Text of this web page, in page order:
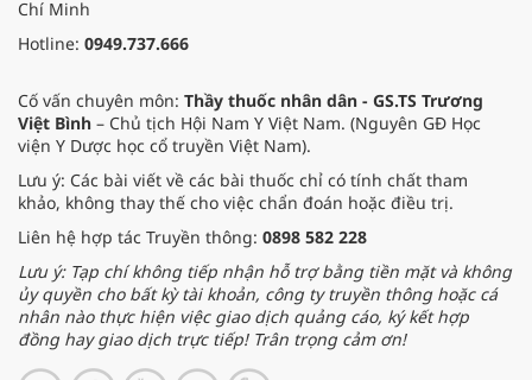
Chí Minh
Hotline: 0949.737.666
Cố vấn chuyên môn: Thầy thuốc nhân dân - GS.TS Trương
Việt Bình – Chủ tịch Hội Nam Y Việt Nam. (Nguyên GĐ Học
viện Y Dược học cổ truyền Việt Nam).
Lưu ý: Các bài viết về các bài thuốc chỉ có tính chất tham
khảo, không thay thế cho việc chẩn đoán hoặc điều trị.
Liên hệ hợp tác Truyền thông: 0898 582 228
Lưu ý: Tạp chí không tiếp nhận hỗ trợ bằng tiền mặt và không
ủy quyền cho bất kỳ tài khoản, công ty truyền thông hoặc cá
nhân nào thực hiện việc giao dịch quảng cáo, ký kết hợp
đồng hay giao dịch trực tiếp! Trân trọng cảm ơn!